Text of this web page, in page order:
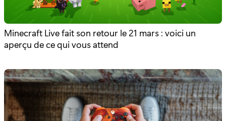
Minecraft Live fait son retour le 21 mars : voici un
aperçu de ce qui vous attend